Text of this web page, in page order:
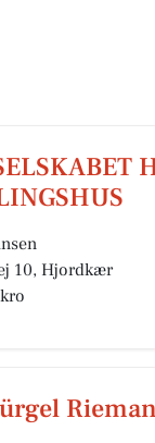
10, Hjordkær